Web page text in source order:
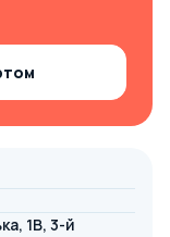
1В, 3-й